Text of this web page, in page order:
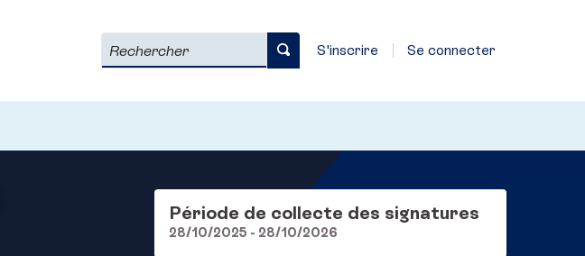
Rechercher S'inscrire Se connecter
Période de collecte des signatures
28/10/2025 - 28/10/2026